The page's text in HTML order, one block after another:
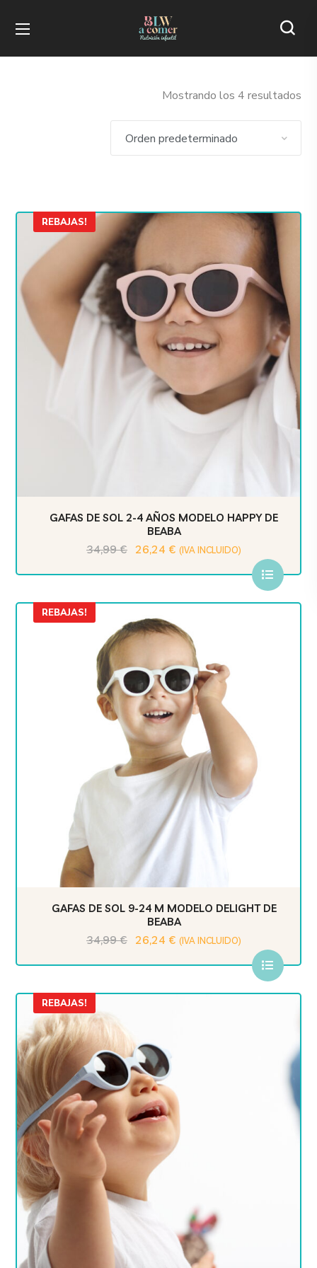
Mostrando los 4 resultados
REBAJAS!
GAFAS DE SOL 2-4 AÑOS MODELO HAPPY DE
BEABA
34,99€ 26,24 € (IVA INCLUIDO)
REBAJAS!
GAFAS DE SOL 9-24 M MODELO DELIGHT DE
BEABA
34,99€ 26,24 € (IVA INCLUIDO)
REBAJAS!